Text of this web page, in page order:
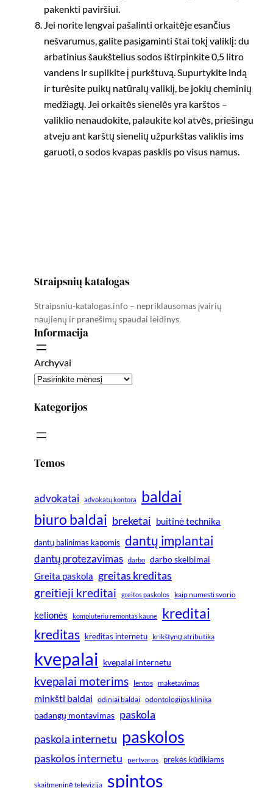
pakenkti paviršiui.
Jei norite lengvai pašalinti orkaitėje esančius
nešvarumus, galite pasigaminti štai tokį valiklį: du
arbatinius šaukštelius sodos ištirpinkite 0,5 litro
vandens ir supilkite į purkštuvą. Supurtykite indą
ir turėsite puikų natūralų valiklį, be jokių cheminių
medžiagų. Jei orkaitės sienelės yra karštos –
valiklio nenaudokite, palaukite kol atvės, priešingu
atveju ant karštų sienelių užpurkštas valiklis ims
garuoti, o sodos kvapas pasklis po visus namus.
Straipsnių katalogas
Straipsniu-katalogas.info – nepriklausomas įvairių
naujienų ir pranešimų spaudai leidinys.
Informacija
Archyvai
Kategorijos
Temos
advokatai advokatų kontora baldai
biuro baldai breketai buitinė technika
dantų balinimas kapomis dantų implantai
dantų protezavimas darbo darbo skelbimai
Greita paskola greitas kreditas
greitieji kreditai greitos paskolos kaip numesti svorio
kelionės kompiuteriu remontas kaune kreditai
kreditas kreditas internetu krikštynų atributika
kvepalai kvepalai internetu
kvepalai moterims lentos maketavimas
minkšti baldai odiniai baldai odontologijos klinika
padangų montavimas paskola
paskola internetu paskolos
paskolos internetu pertvaros prekės kūdikiams
skaitmeninė televizija spintos